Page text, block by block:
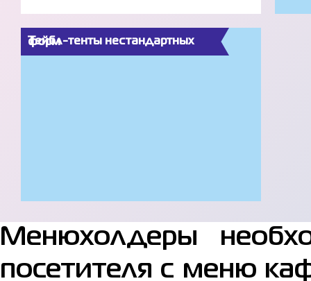
Тейбл-тенты нестандартных форм
Менюхолдеры
посетителя с меню